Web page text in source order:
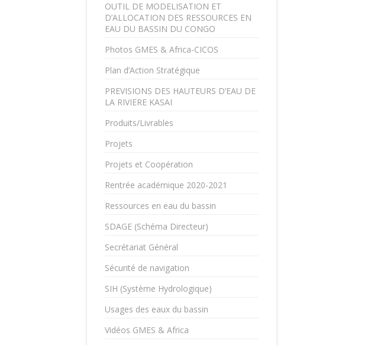
OUTIL DE MODELISATION ET
D’ALLOCATION DES RESSOURCES EN
EAU DU BASSIN DU CONGO
Photos GMES & Africa-CICOS
Plan d’Action Stratégique
PREVISIONS DES HAUTEURS D’EAU DE
LA RIVIERE KASAI
Produits/Livrables
Projets
Projets et Coopération
Rentrée académique 2020-2021
Ressources en eau du bassin
SDAGE (Schéma Directeur)
Secrétariat Général
Sécurité de navigation
SIH (Système Hydrologique)
Usages des eaux du bassin
Vidéos GMES & Africa